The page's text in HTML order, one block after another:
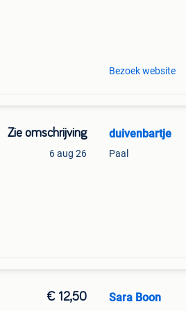
Bezoek website
Zie omschrijving
6 aug 26
duivenbartje
Paal
€ 12,50 Sara Boon